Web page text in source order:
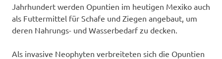
Jahrhundert werden Opuntien im heutigen Mexiko auch
als Futtermittel für Schafe und Ziegen angebaut, um
deren Nahrungs- und Wasserbedarf zu decken.
Als invasive Neophyten verbreiteten sich die Opuntien